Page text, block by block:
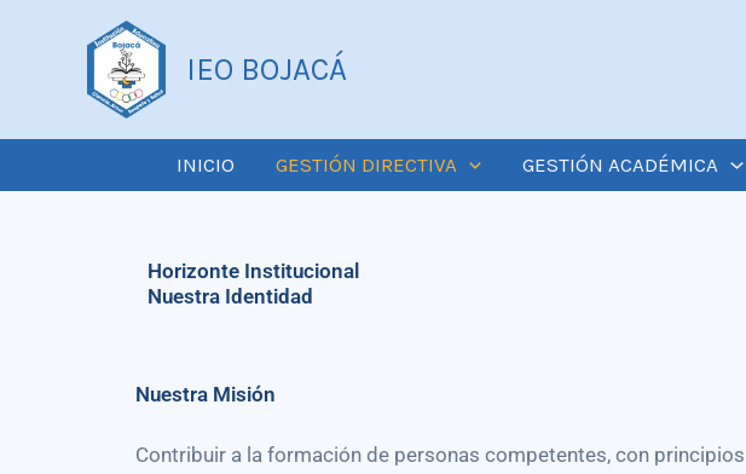
contenido
IEO BOJACÁ
INICIO GESTIÓN DIRECTIVA GESTIÓN ACADÉMICA
Horizonte Institucional
Nuestra Identidad
Nuestra Misión
Contribuir a la formación de personas competentes, con